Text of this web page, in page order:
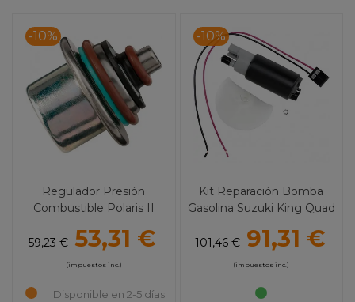
-10%
Regulador Presión
Combustible Polaris II
59,23 € 53,31 €
(impuestos inc.)
Disponible en 2-5 días
-10%
Kit Reparación Bomba
Gasolina Suzuki King Quad
101,46 € 91,31 €
(impuestos inc.)